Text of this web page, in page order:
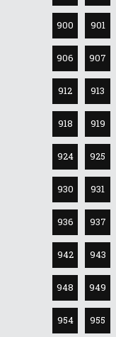
900 901
906 907
912 913
918 919
924 925
930 931
936 937
942 943
948 949
954 955